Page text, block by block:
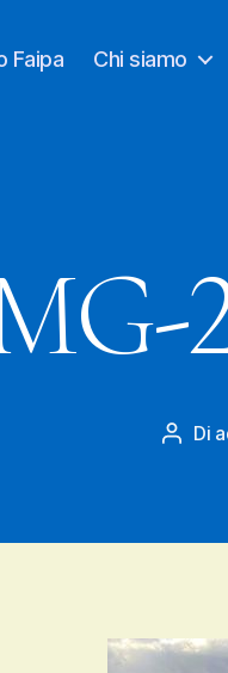
Faipa Chi siamo
Di